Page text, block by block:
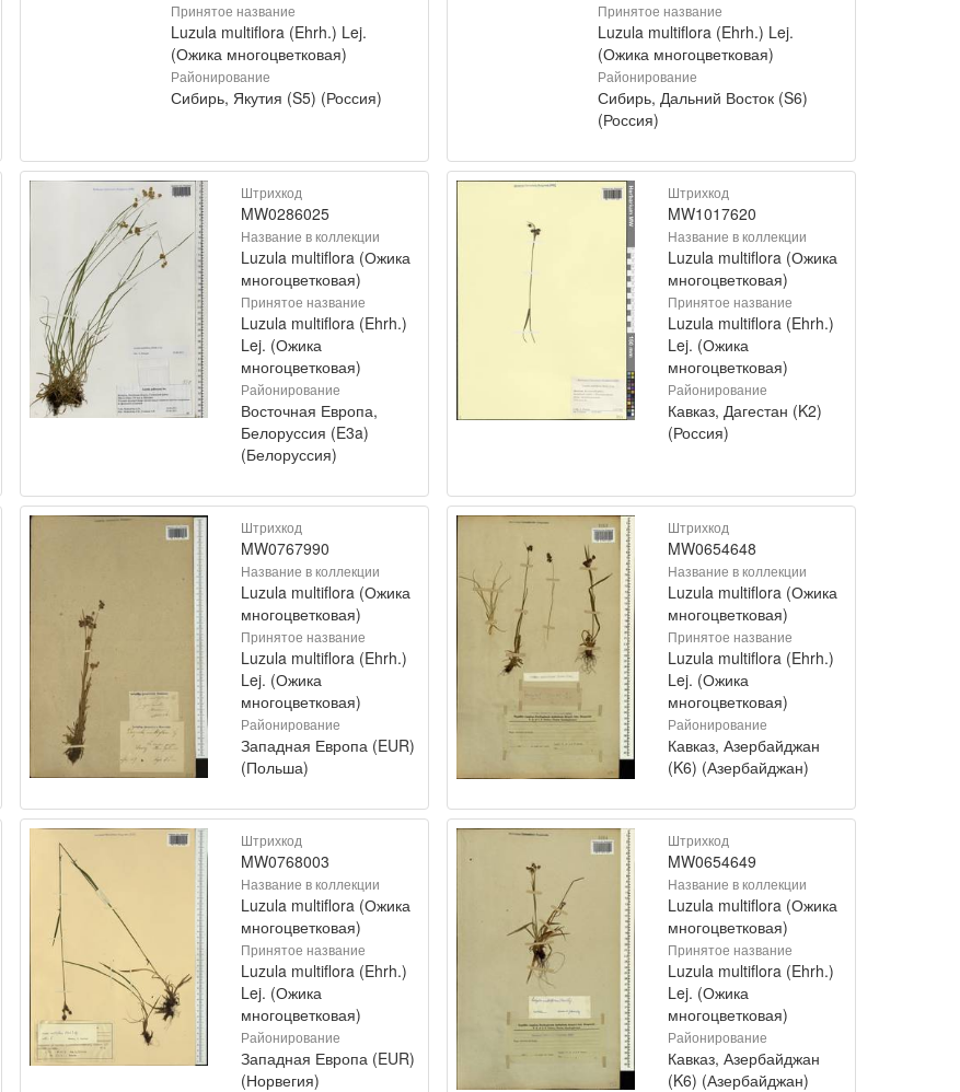
Принятое название
Luzula multiflora (Ehrh.) Lej.
(Ожика многоцветковая)
Районирование
Сибирь, Якутия (S5) (Россия)
Принятое название
Luzula multiflora (Ehrh.) Lej.
(Ожика многоцветковая)
Районирование
Сибирь, Дальний Восток (S6)
(Россия)
Штрихкод
MW0286025
Название в коллекции
Luzula multiflora (Ожика
многоцветковая)
Принятое название
Luzula multiflora (Ehrh.)
Lej. (Ожика
многоцветковая)
Районирование
Восточная Европа,
Белоруссия (E3a)
(Белоруссия)
Штрихкод
MW1017620
Название в коллекции
Luzula multiflora (Ожика
многоцветковая)
Принятое название
Luzula multiflora (Ehrh.)
Lej. (Ожика
многоцветковая)
Районирование
Кавказ, Дагестан (K2)
(Россия)
Штрихкод
MW0767990
Название в коллекции
Luzula multiflora (Ожика
многоцветковая)
Принятое название
Luzula multiflora (Ehrh.)
Lej. (Ожика
многоцветковая)
Районирование
Западная Европа (EUR)
(Польша)
Штрихкод
MW0654648
Название в коллекции
Luzula multiflora (Ожика
многоцветковая)
Принятое название
Luzula multiflora (Ehrh.)
Lej. (Ожика
многоцветковая)
Районирование
Кавказ, Азербайджан
(K6) (Азербайджан)
Штрихкод
MW0768003
Название в коллекции
Luzula multiflora (Ожика
многоцветковая)
Принятое название
Luzula multiflora (Ehrh.)
Lej. (Ожика
многоцветковая)
Районирование
Западная Европа (EUR)
(Норвегия)
Штрихкод
MW0654649
Название в коллекции
Luzula multiflora (Ожика
многоцветковая)
Принятое название
Luzula multiflora (Ehrh.)
Lej. (Ожика
многоцветковая)
Районирование
Кавказ, Азербайджан
(K6) (Азербайджан)